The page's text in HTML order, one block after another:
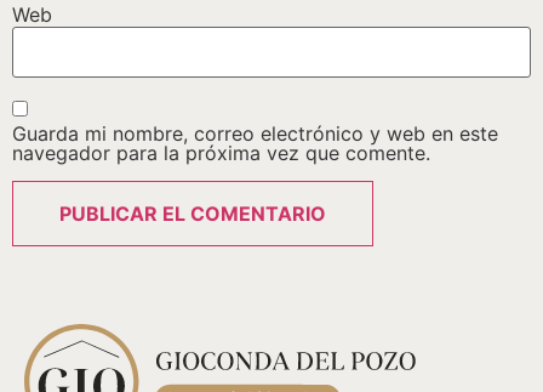
Web
Guarda mi nombre, correo electrónico y web en este
navegador para la próxima vez que comente.